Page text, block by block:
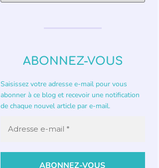
ABONNEZ-VOUS
Saisissez votre adresse e-mail pour vous
abonner à ce blog et recevoir une notification
de chaque nouvel article par e-mail.